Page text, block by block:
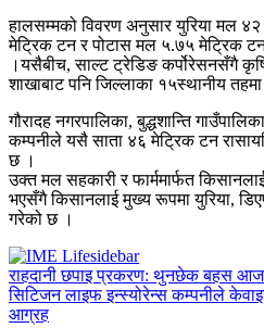
हालसम्मको विवरण अनुसार युरिया मल
मेट्रिक टन र पोटास मल ५.७५ मेट्रिक
।यसैबीच, साल्ट ट्रेडिङ कर्पोरेसनसँगै कृषि
शाखाबाट पनि जिल्लाका १५स्थानीय
गौरादह नगरपालिका, बुद्धशान्ति
कम्पनीले यसै साता ४६ मेट्रिक टन
छ ।
उक्त मल सहकारी र फार्ममार्फत
भएसँगै किसानलाई मुख्य रूपमा युरिया,
गरेको छ ।
राहदानी छपाइ प्रकरण: थुनछेक बहस आज
सिटिजन लाइफ इन्स्योरेन्स कम्पनीले
आग्रह